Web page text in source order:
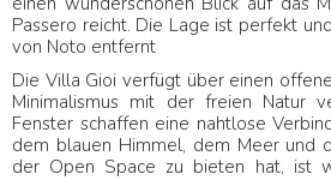
Passero reicht. Die Lage ist perfekt
von Noto entfernt
Die Villa Gioi verfügt über einen
Minimalismus mit der freien Natur
Fenster schaffen eine nahtlose
dem blauen Himmel, dem Meer und
der Open Space zu bieten hat, ist